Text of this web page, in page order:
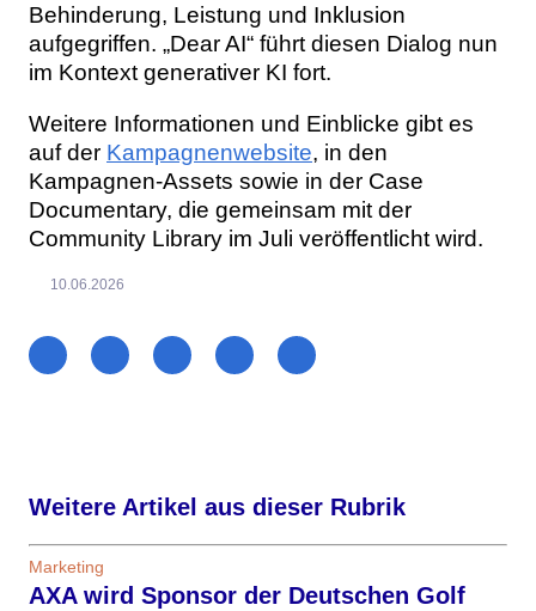
Behinderung, Leistung und Inklusion
aufgegriffen. „Dear AI“ führt diesen Dialog nun
im Kontext generativer KI fort.
Weitere Informationen und Einblicke gibt es
auf der Kampagnenwebsite, in den
Kampagnen-Assets sowie in der Case
Documentary, die gemeinsam mit der
Community Library im Juli veröffentlicht wird.
10.06.2026
Weitere Artikel aus dieser Rubrik
Marketing
AXA wird Sponsor der Deutschen Golf